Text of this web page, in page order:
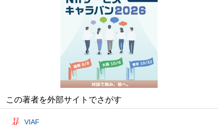
この著者を外部サイトでさがす
VIAF